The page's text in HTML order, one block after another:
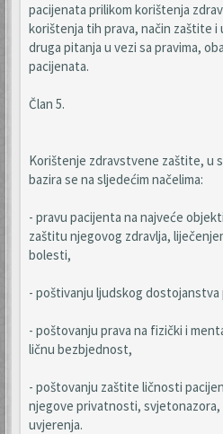
pacijenata prilikom korištenja
korištenja tih prava, način zaštite i
druga pitanja u vezi sa pravima,
pacijenata.
Član 5.
Korištenje zdravstvene zaštite, u
bazira se na sljedećim načelima:
- pravu pacijenta na najveće
zaštitu njegovog zdravlja,
bolesti,
- poštivanju ljudskog dostojanstva
- poštovanju prava na fizički i
ličnu bezbjednost,
- poštovanju zaštite ličnosti
njegove privatnosti, svjetonazora,
uvjerenja.